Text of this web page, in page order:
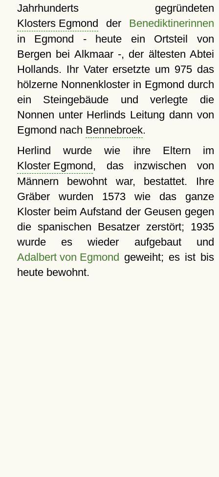
Jahrhunderts gegründeten
Klosters Egmond
der Benediktinerinnen
in Egmond - heute ein Ortsteil von
Bergen bei Alkmaar -, der ältesten Abtei
Hollands. Ihr Vater ersetzte um 975 das
hölzerne Nonnenkloster in Egmond durch
ein Steingebäude und verlegte die
Nonnen unter Herlinds Leitung dann von
Egmond nach Bennebroek.
Herlind wurde wie ihre Eltern im
Kloster Egmond , das inzwischen von
Männern bewohnt war, bestattet. Ihre
Gräber wurden 1573 wie das ganze
Kloster beim Aufstand der Geusen gegen
die spanischen Besatzer zerstört; 1935
wurde es wieder aufgebaut und
Adalbert von Egmond geweiht; es ist bis
heute bewohnt.